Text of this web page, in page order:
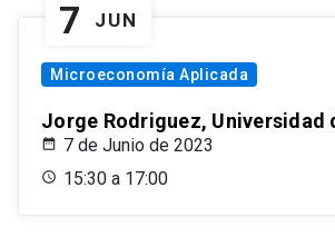
7 JUN
Microeconomía Aplicada
Jorge Rodriguez, Universidad
7 de Junio de 2023
15:30 a 17:00